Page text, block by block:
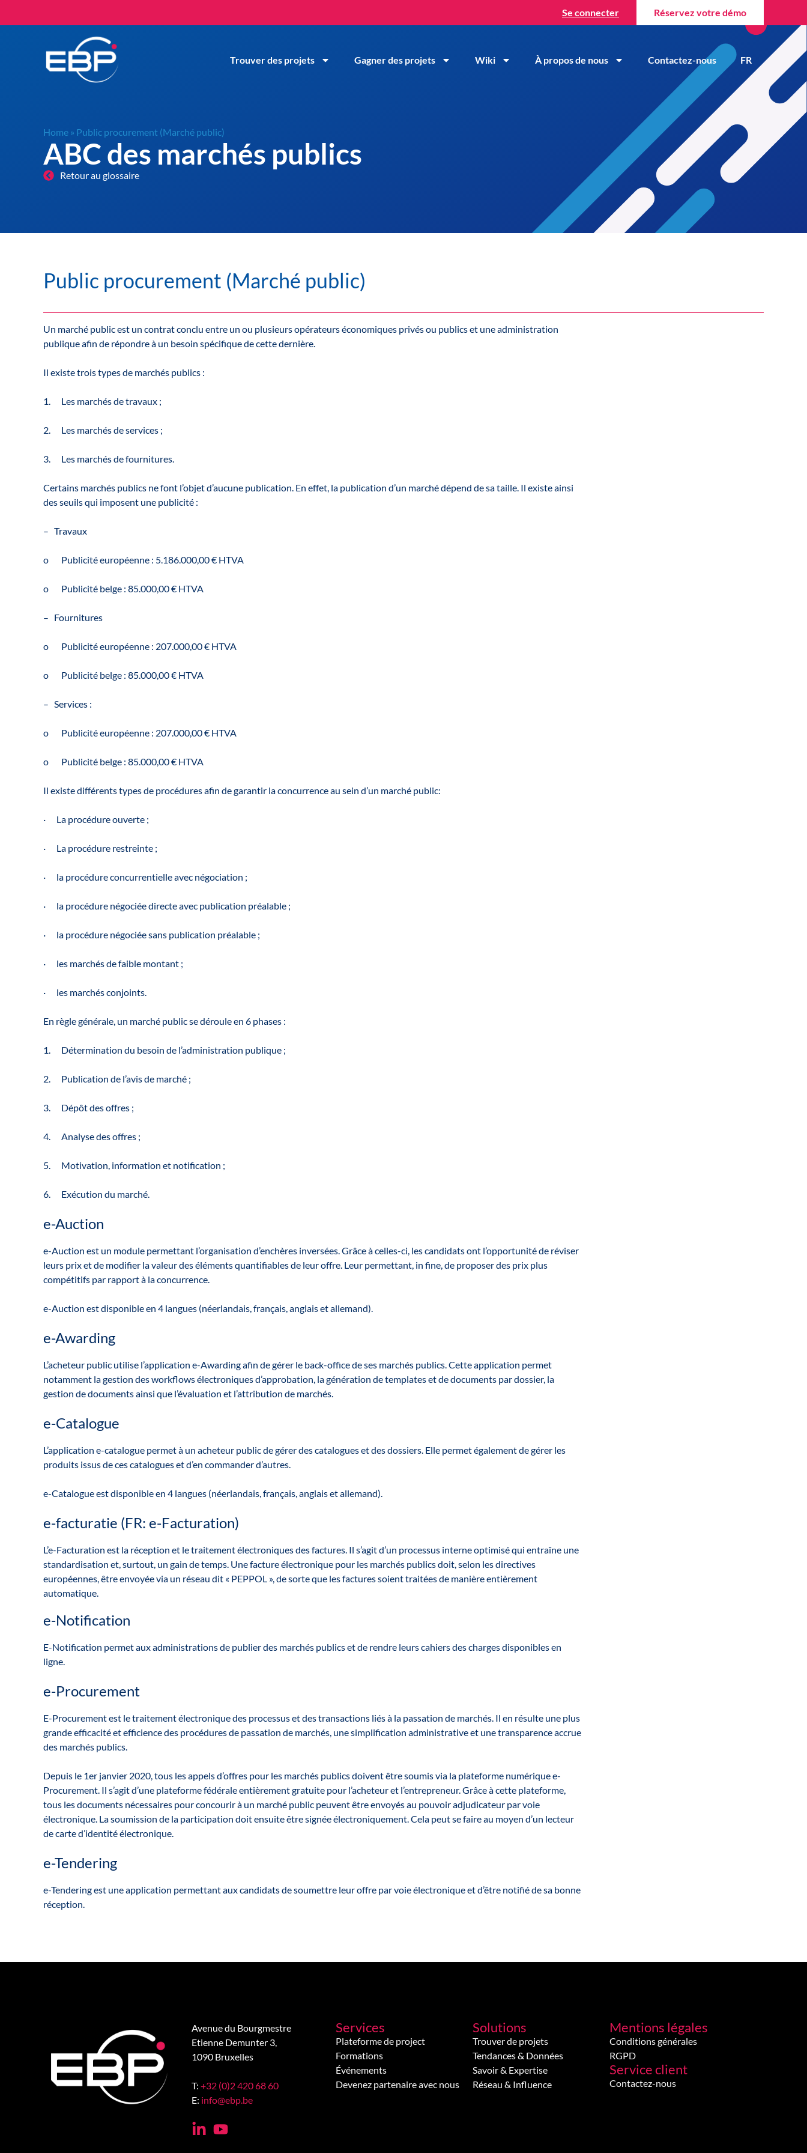
Se connecter Réservez votre démo
Trouver des projets Gagner des projets Wiki À propos de nous Contactez-nous FR
Home » Public procurement (Marché public)
ABC des marchés publics
Retour au glossaire
Public procurement (Marché public)
Un marché public est un contrat conclu entre un ou plusieurs opérateurs économiques privés ou publics et une administration
publique afin de répondre à un besoin spécifique de cette dernière.
Il existe trois types de marchés publics :
1. Les marchés de travaux ;
2. Les marchés de services ;
3. Les marchés de fournitures.
Certains marchés publics ne font l’objet d’aucune publication. En effet, la publication d’un marché dépend de sa taille. Il existe ainsi
des seuils qui imposent une publicité :
– Travaux
o Publicité européenne : 5.186.000,00 € HTVA
o Publicité belge : 85.000,00 € HTVA
– Fournitures
o Publicité européenne : 207.000,00 € HTVA
o Publicité belge : 85.000,00 € HTVA
– Services :
o Publicité européenne : 207.000,00 € HTVA
o Publicité belge : 85.000,00 € HTVA
Il existe différents types de procédures afin de garantir la concurrence au sein d’un marché public:
· La procédure ouverte ;
· La procédure restreinte ;
· la procédure concurrentielle avec négociation ;
· la procédure négociée directe avec publication préalable ;
· la procédure négociée sans publication préalable ;
· les marchés de faible montant ;
· les marchés conjoints.
En règle générale, un marché public se déroule en 6 phases :
1. Détermination du besoin de l’administration publique ;
2. Publication de l’avis de marché ;
3. Dépôt des offres ;
4. Analyse des offres ;
5. Motivation, information et notification ;
6. Exécution du marché.
e-Auction
e-Auction est un module permettant l’organisation d’enchères inversées. Grâce à celles-ci, les candidats ont l’opportunité de réviser
leurs prix et de modifier la valeur des éléments quantifiables de leur offre. Leur permettant, in fine, de proposer des prix plus
compétitifs par rapport à la concurrence.
e-Auction est disponible en 4 langues (néerlandais, français, anglais et allemand).
e-Awarding
L’acheteur public utilise l’application e-Awarding afin de gérer le back-office de ses marchés publics. Cette application permet
notamment la gestion des workflows électroniques d’approbation, la génération de templates et de documents par dossier, la
gestion de documents ainsi que l’évaluation et l’attribution de marchés.
e-Catalogue
L’application e-catalogue permet à un acheteur public de gérer des catalogues et des dossiers. Elle permet également de gérer les
produits issus de ces catalogues et d’en commander d’autres.
e-Catalogue est disponible en 4 langues (néerlandais, français, anglais et allemand).
e-facturatie (FR: e-Facturation)
L’e-Facturation est la réception et le traitement électroniques des factures. Il s’agit d’un processus interne optimisé qui entraîne une
standardisation et, surtout, un gain de temps. Une facture électronique pour les marchés publics doit, selon les directives
européennes, être envoyée via un réseau dit « PEPPOL », de sorte que les factures soient traitées de manière entièrement
automatique.
e-Notification
E-Notification permet aux administrations de publier des marchés publics et de rendre leurs cahiers des charges disponibles en
ligne.
e-Procurement
E-Procurement est le traitement électronique des processus et des transactions liés à la passation de marchés. Il en résulte une plus
grande efficacité et efficience des procédures de passation de marchés, une simplification administrative et une transparence accrue
des marchés publics.
Depuis le 1er janvier 2020, tous les appels d’offres pour les marchés publics doivent être soumis via la plateforme numérique e-
Procurement. Il s’agit d’une plateforme fédérale entièrement gratuite pour l’acheteur et l’entrepreneur. Grâce à cette plateforme,
tous les documents nécessaires pour concourir à un marché public peuvent être envoyés au pouvoir adjudicateur par voie
électronique. La soumission de la participation doit ensuite être signée électroniquement. Cela peut se faire au moyen d’un lecteur
de carte d’identité électronique.
e-Tendering
e-Tendering est une application permettant aux candidats de soumettre leur offre par voie électronique et d’être notifié de sa bonne
réception.
Avenue du Bourgmestre
Etienne Demunter 3,
1090 Bruxelles
T: +32 (0)2 420 68 60
E: info@ebp.be
Services
Plateforme de project
Formations
Événements
Devenez partenaire avec nous
Solutions
Trouver de projets
Tendances & Données
Savoir & Expertise
Réseau & Influence
Mentions légales
Conditions générales
RGPD
Service client
Contactez-nous